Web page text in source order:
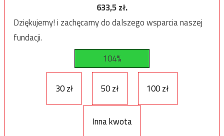
633,5zł.
Dziękujemy! i zachęcamy do dalszego wsparcia naszej
fundacji.
104%
30 zł 50 zł 100 zł
Inna kwota